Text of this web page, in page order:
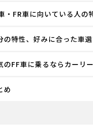
・FR車に向いている人の
の特性、好みに合った車
のFF車に乗るならカーリ
め